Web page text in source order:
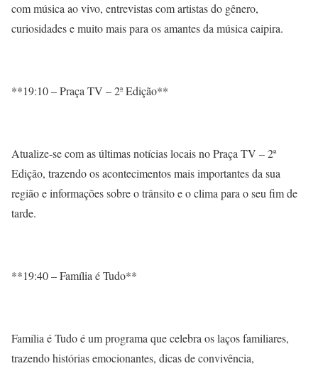
com música ao vivo, entrevistas com artistas do gênero,
curiosidades e muito mais para os amantes da música caipira.
**19:10 – Praça TV – 2ª Edição**
Atualize-se com as últimas notícias locais no Praça TV – 2ª
Edição, trazendo os acontecimentos mais importantes da sua
região e informações sobre o trânsito e o clima para o seu fim de
tarde.
**19:40 – Família é Tudo**
Família é Tudo é um programa que celebra os laços familiares,
trazendo histórias emocionantes, dicas de convivência,